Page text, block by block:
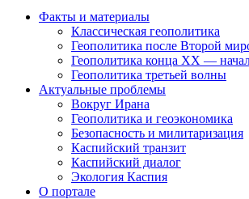
Факты и материалы
Классическая геополитика
Геополитика после Второй
Геополитика конца XX —
Геополитика третьей волны
Актуальные проблемы
Вокруг Ирана
Геополитика и геоэкономика
Безопасность и милитаризация
Каспийский транзит
Каспийский диалог
Экология Каспия
О портале